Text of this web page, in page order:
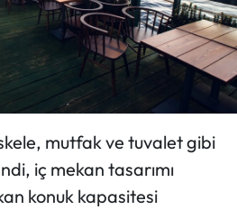
mutfak ve tuvalet gibi
iç mekan tasarımı
konuk kapasitesi